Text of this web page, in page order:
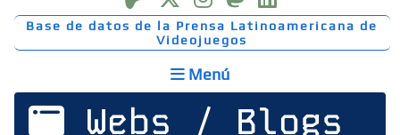
Base de datos de la Prensa Latinoamericana de
Videojuegos
Menú
Webs / Blogs